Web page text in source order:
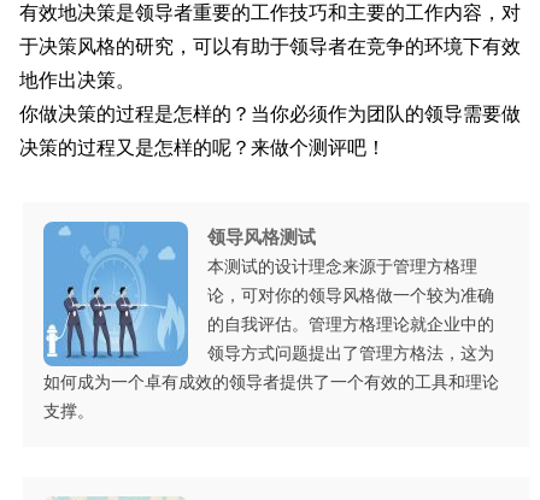
有效地决策是领导者重要的工作技巧和主要的工作内容，对
于决策风格的研究，可以有助于领导者在竞争的环境下有效
地作出决策。
你做决策的过程是怎样的？当你必须作为团队的领导需要做
决策的过程又是怎样的呢？来做个测评吧！
领导风格测试
本测试的设计理念来源于管理方格理
论，可对你的领导风格做一个较为准确
的自我评估。管理方格理论就企业中的
领导方式问题提出了管理方格法，这为
如何成为一个卓有成效的领导者提供了一个有效的工具和理论
支撑。